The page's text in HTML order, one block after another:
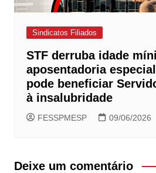
Sindicatos Filiados
STF derruba idade
aposentadoria
pode beneficiar
à insalubridade
FESSPMESP 09/06/2026
Deixe um comentário